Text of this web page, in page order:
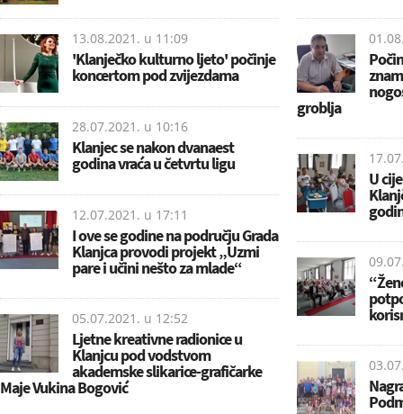
13.08.2021. u 11:09
'Klanječko kulturno ljeto' počinje
koncertom pod zvijezdama
28.07.2021. u 10:16
Klanjec se nakon dvanaest
godina vraća u četvrtu ligu
12.07.2021. u 17:11
I ove se godine na području Grada
Klanjca provodi projekt „Uzmi
pare i učini nešto za mlade“
05.07.2021. u 12:52
Ljetne kreativne radionice u
Klanjcu pod vodstvom
akademske slikarice-grafičarke
Maje Vukina Bogović
groblja
U